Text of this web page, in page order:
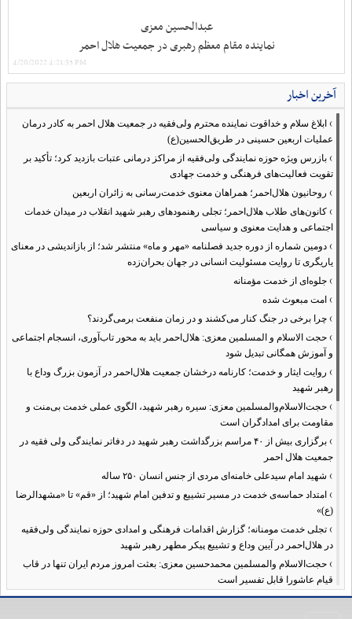
عبدالحسین معزی
نماینده مقام معظم رهبری در جمعیت هلال احمر
4/20/2022 4:21:35 PM
آخرین اخبار
› ابلاغ سلام و خداقوت نماینده محترم ولی‌فقیه در جمعیت هلال احمر به کادر درمان
عملیات اربعین حسینی در طریق‌الحسین(ع)
› بازرس ویژه حوزه نمایندگی ولی‌فقیه از مراکز درمانی عتبات بازدید کرد؛ تأکید بر
تقویت فعالیت‌های فرهنگی و خدمت جهادی
› روحانیون هلال‌احمر؛ همراهان معنوی خدمت‌رسانی به زائران اربعین
› کانون‌های طلاب هلال‌احمر؛ تجلی رهنمودهای رهبر شهید انقلاب در میدان خدمات
اجتماعی و هدایت معنوی و سیاسی
› دومین شماره از دوره جدید فصلنامه «مهر و ماه» منتشر شد؛ از بازاندیشی در معنای
یاریگری تا روایت مسئولیت انسانی در جهان بحران‌زده
› جلوه‌ای از خدمت مؤمنانه
› امت مبعوث شده
› چرا برخی در جنگ کنار می‌کشند و در زمان منفعت برمی‌گردند؟
› حجت الاسلام و المسلمین معزی: هلال‌احمر باید به محور تاب‌آوری، انسجام اجتماعی
و آموزش همگانی تبدیل شود
› روایت ایثار و خدمت؛ کارنامه درخشان جمعیت هلال‌احمر در آزمون بزرگ وداع با
رهبر شهید
› حجت‌الاسلام‌والمسلمین معزی: سیره رهبر شهید، الگوی عملی خدمت بی‌منت و
مقاومت برای امدادگران است
›
برگزاری بیش از ۴۰ مراسم بزرگداشت رهبر شهید در دفاتر نمایندگی ولی فقیه در
جمعیت هلال احمر
› شهید امام سیدعلی خامنه‌ای مردی از جنس انسان ۲۵۰ ساله
› امتداد حماسه‌ی خدمت در مسیر تشییع و تدفین امام شهید؛ از «قم» تا «مشهدالرضا
(ع)»
› تجلی خدمت مومنانه؛ گزارش اقدامات فرهنگی و امدادی حوزه نمایندگی ولی‌فقیه
در هلال‌احمر در آیین وداع و تشییع پیکر مطهر رهبر شهید
› حجت‌الاسلام والمسلمین محمدحسین معزی: بعثت امروز مردم ایران تنها در قاب
قیام عاشورا قابل تفسیر است
›آمادگی همه‌جانبه معاونت فرهنگی حوزه نمایندگی ولی‌فقیه هلال‌احمر برای